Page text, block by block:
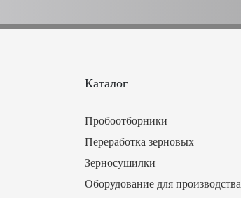
Каталог
Пробоотборники
Переработка зерновых
Зерносушилки
Оборудование для производства